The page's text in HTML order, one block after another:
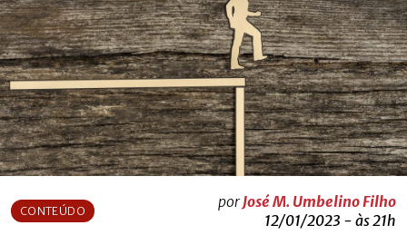
CONTEÚDO
porJosé M. Umbelino Filho
12/01/2023 - às 21h